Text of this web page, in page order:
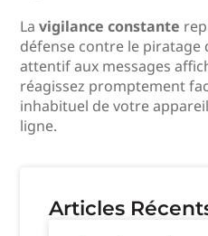
Lavigilance constante
défense contre le piratage
attentif aux messages
réagissez promptement
inhabituel de votre
ligne.
Articles